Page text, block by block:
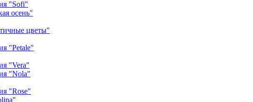
"Sofi"
осень"
цветы"
"Petale"
"Vera"
"Nola"
"Rose"